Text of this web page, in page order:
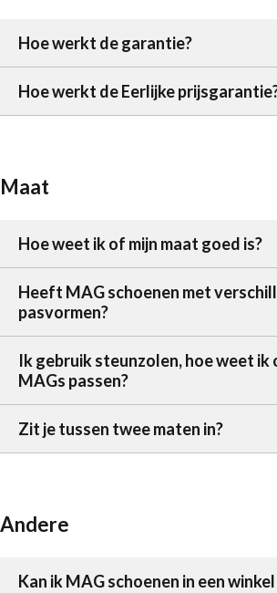
Hoe werkt de garantie?
Hoe werkt de Eerlijke
Maat
Hoe weet ik of mijn maat goed is?
Heeft MAG schoenen met
pasvormen?
Ik gebruik steunzolen, hoe weet ik
MAGs passen?
Zit je tussen twee maten in?
Andere
Kan ik MAG schoenen in een